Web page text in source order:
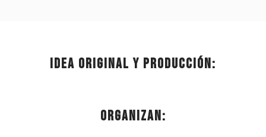
Idea original y producción:
Organizan: